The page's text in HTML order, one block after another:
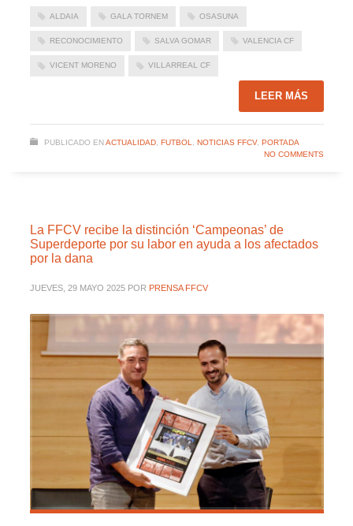
ALDAIA GALA TORNEM OSASUNA
RECONOCIMIENTO SALVA GOMAR VALENCIA CF
VICENT MORENO VILLARREAL CF
LEER MÁS
PUBLICADO EN ACTUALIDAD, FUTBOL NOTICIAS FFCV, PORTADA
NO COMMENTS
La FFCV recibe la distinción ‘Campeonas’ de
Superdeporte por su labor en ayuda a los afectados
por la dana
JUEVES, 29 MAYO 2025 POR PRENSA FFCV